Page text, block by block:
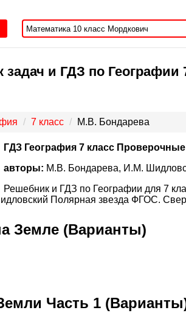
задач и ГДЗ по
7 класс М.В. Бондарева
ГДЗ География 7 класс
авторы: М.В. Бондарева, И.М.
Решебник и ГДЗ по Географии для 7
Полярная звезда ФГОС.
Земле (Варианты)
Часть 1